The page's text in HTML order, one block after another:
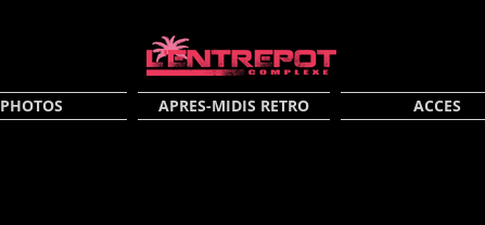
PHOTOS APRES-MIDIS RETRO ACCES